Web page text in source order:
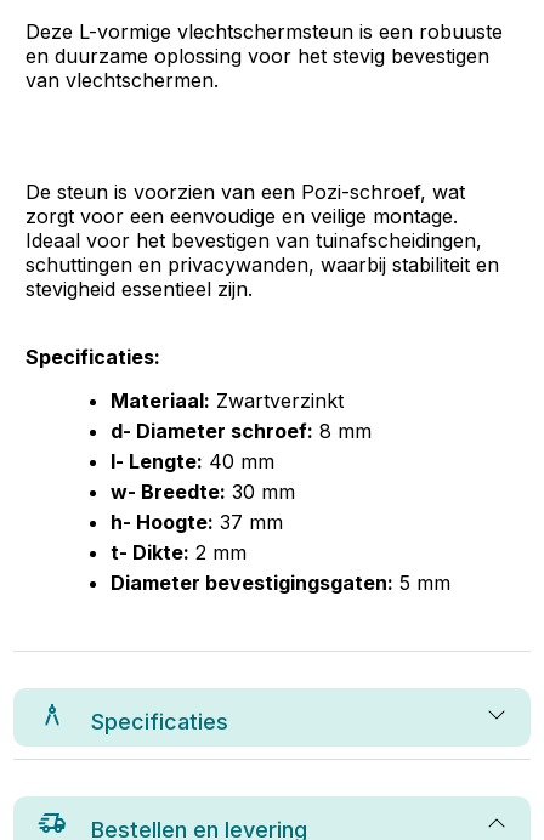
Deze L-vormige vlechtschermsteun is een robuuste
en duurzame oplossing voor het stevig bevestigen
van vlechtschermen.
De steun is voorzien van een Pozi-schroef, wat
zorgt voor een eenvoudige en veilige montage.
Ideaal voor het bevestigen van tuinafscheidingen,
schuttingen en privacywanden, waarbij stabiliteit en
stevigheid essentieel zijn.
Specificaties:
Materiaal: Zwartverzinkt
d- Diameter schroef: 8 mm
l- Lengte: 40 mm
w- Breedte: 30 mm
h- Hoogte: 37 mm
t- Dikte: 2 mm
Diameter bevestigingsgaten: 5 mm
Specificaties
Bestellen en levering